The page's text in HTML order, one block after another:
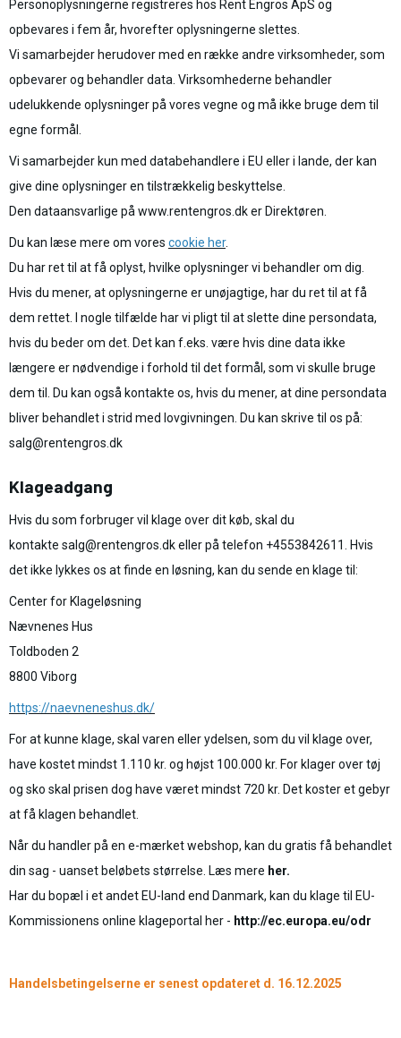
Personoplysningerne registreres hos Rent Engros ApS og
opbevares i fem år, hvorefter oplysningerne slettes.
Vi samarbejder herudover med en række andre virksomheder, som
opbevarer og behandler data. Virksomhederne behandler
udelukkende oplysninger på vores vegne og må ikke bruge dem til
egne formål.
Vi samarbejder kun med databehandlere i EU eller i lande, der kan
give dine oplysninger en tilstrækkelig beskyttelse.
Den dataansvarlige på www.rentengros.dk er Direktøren.
Du kan læse mere om vores cookie her.
Du har ret til at få oplyst, hvilke oplysninger vi behandler om dig.
Hvis du mener, at oplysningerne er unøjagtige, har du ret til at få
dem rettet. I nogle tilfælde har vi pligt til at slette dine persondata,
hvis du beder om det. Det kan f.eks. være hvis dine data ikke
længere er nødvendige i forhold til det formål, som vi skulle bruge
dem til. Du kan også kontakte os, hvis du mener, at dine persondata
bliver behandlet i strid med lovgivningen. Du kan skrive til os på:
salg@rentengros.dk
Klageadgang
Hvis du som forbruger vil klage over dit køb, skal du
kontakte salg@rentengros.dk eller på telefon +4553842611. Hvis
det ikke lykkes os at finde en løsning, kan du sende en klage til:
Center for Klageløsning
Nævnenes Hus
Toldboden 2
8800 Viborg
https://naevneneshus.dk/
For at kunne klage, skal varen eller ydelsen, som du vil klage over,
have kostet mindst 1.110 kr. og højst 100.000 kr. For klager over tøj
og sko skal prisen dog have været mindst 720 kr. Det koster et gebyr
at få klagen behandlet.
Når du handler på en e-mærket webshop, kan du gratis få behandlet
din sag - uanset beløbets størrelse. Læs mere her.
Har du bopæl i et andet EU-land end Danmark, kan du klage til EU-
Kommissionens online klageportal her - http://ec.europa.eu/odr
Handelsbetingelserne er senest opdateret d. 16.12.2025